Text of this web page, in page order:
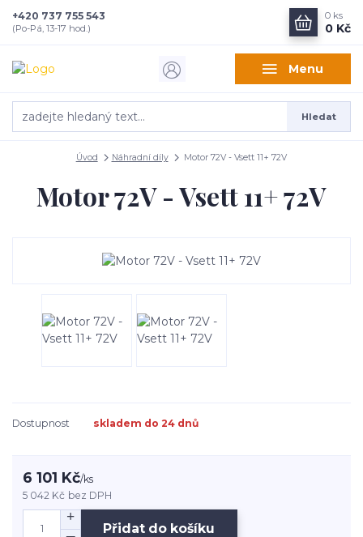
Menu
Hledat
+420 737 755 543
(Po-Pá, 13-17 hod.)
0 ks
0 Kč
Úvod Náhradní díly Motor 72V - Vsett 11+ 72V
Motor 72V - Vsett 11+ 72V
Dostupnost skladem do 24 dnů
6 101 Kč/ks
5 042 Kč bez DPH
Přidat do košíku